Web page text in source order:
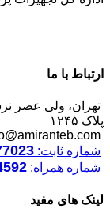
ارتباط با ما
تهران، ولی عصر
پلاک ۱۲۴۵
شماره ثابت:
شماره همراه:
لینک های مفید